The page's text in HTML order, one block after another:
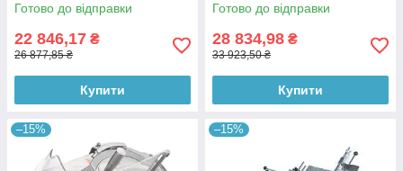
Готово до відправки
22 846,17 ₴
26 877,85 ₴
Купити
Готово до відправки
28 834,98 ₴
33 923,50 ₴
Купити
–15% –15%